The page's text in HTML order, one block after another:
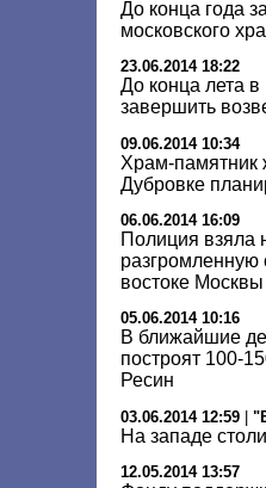
До конца года
московского
23.06.2014 18:22
До конца лета
завершить
09.06.2014 10:34
Храм-памятник
Дубровке
06.06.2014 16:09
Полиция взяла
разгромленную
востоке Москвы
05.06.2014 10:16
В ближайшие
построят 100-
Ресин
03.06.2014 12:59 |
На западе
12.05.2014 13:57